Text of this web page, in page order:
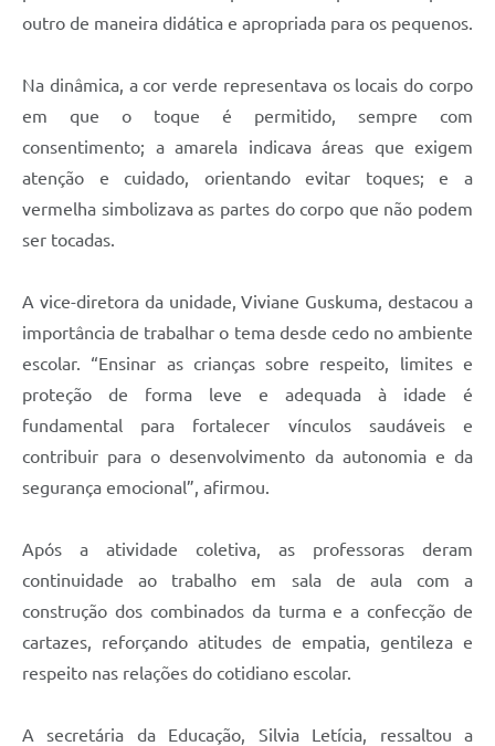
outro de maneira didática e apropriada para os pequenos.
Na dinâmica, a cor verde representava os locais do corpo
em que o toque é permitido, sempre com
consentimento; a amarela indicava áreas que exigem
atenção e cuidado, orientando evitar toques; e a
vermelha simbolizava as partes do corpo que não podem
ser tocadas.
A vice-diretora da unidade, Viviane Guskuma, destacou a
importância de trabalhar o tema desde cedo no ambiente
escolar. “Ensinar as crianças sobre respeito, limites e
proteção de forma leve e adequada à idade é
fundamental para fortalecer vínculos saudáveis e
contribuir para o desenvolvimento da autonomia e da
segurança emocional”, afirmou.
Após a atividade coletiva, as professoras deram
continuidade ao trabalho em sala de aula com a
construção dos combinados da turma e a confecção de
cartazes, reforçando atitudes de empatia, gentileza e
respeito nas relações do cotidiano escolar.
A secretária da Educação, Silvia Letícia, ressaltou a